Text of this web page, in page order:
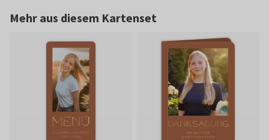
Mehr aus diesem Kartenset